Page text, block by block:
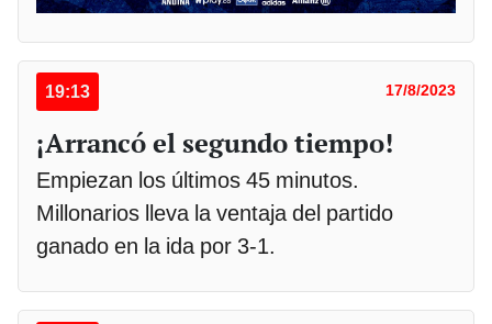
19:13 17/8/2023
¡Arrancó el segundo tiempo!
Empiezan los últimos 45 minutos.
Millonarios lleva la ventaja del partido
ganado en la ida por 3-1.